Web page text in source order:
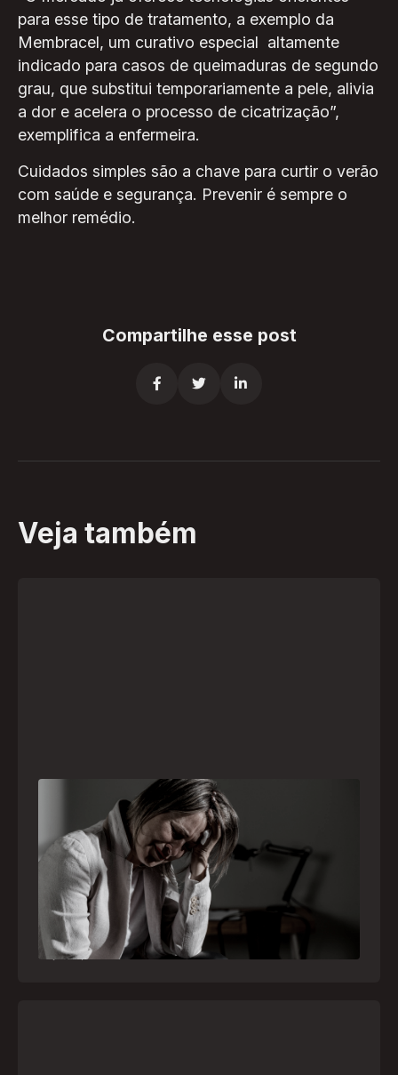
para esse tipo de tratamento, a exemplo da
Membracel, um curativo especial altamente
indicado para casos de queimaduras de segundo
grau, que substitui temporariamente a pele, alivia
a dor e acelera o processo de cicatrização”,
exemplifica a enfermeira.
Cuidados simples são a chave para curtir o verão
com saúde e segurança. Prevenir é sempre o
melhor remédio.
Compartilhe esse post
  
Veja também
Crise psiquiátrica é urgência médica: saiba
como o SAMU atua nesses casos
Surtos, tentativas de suicídio e episódios de
agitação intensa são considerados urgências
médicas e devem receber atendimento
especializado pelo telefone 192
21 julho, 2026